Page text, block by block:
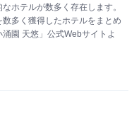
ホテルが数多く存在します。
多く獲得したホテルをまとめ
園 天悠」公式Webサイトよ